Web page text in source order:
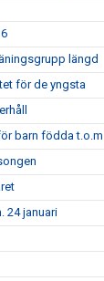
längd
för de yngsta
barn födda
24 januari